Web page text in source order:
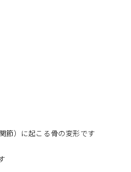
節）に起こる骨の変形です